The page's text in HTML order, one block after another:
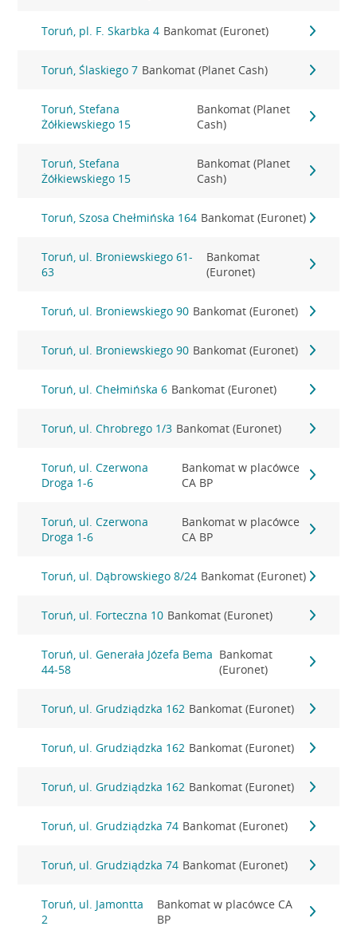
Toruń, pl. F. Skarbka 4 Bankomat (Euronet)
Toruń, Ślaskiego 7 Bankomat (Planet Cash)
Toruń, Stefana
Żółkiewskiego 15
Bankomat (Planet
Cash)
Toruń, Stefana
Żółkiewskiego 15
Bankomat (Planet
Cash)
Toruń, Szosa Chełmińska 164 Bankomat (Euronet)
Toruń, ul. Broniewskiego 61-
63
Bankomat
(Euronet)
Toruń, ul. Broniewskiego 90 Bankomat (Euronet)
Toruń, ul. Broniewskiego 90 Bankomat (Euronet)
Toruń, ul. Chełmińska 6 Bankomat (Euronet)
Toruń, ul. Chrobrego 1/3 Bankomat (Euronet)
Toruń, ul. Czerwona
Droga 1-6
Bankomat w placówce
CA BP
Toruń, ul. Czerwona
Droga 1-6
Bankomat w placówce
CA BP
Toruń, ul. Dąbrowskiego 8/24 Bankomat (Euronet)
Toruń, ul. Forteczna 10 Bankomat (Euronet)
Toruń, ul. Generała Józefa Bema
44-58
Bankomat
(Euronet)
Toruń, ul. Grudziądzka 162 Bankomat (Euronet)
Toruń, ul. Grudziądzka 162 Bankomat (Euronet)
Toruń, ul. Grudziądzka 162 Bankomat (Euronet)
Toruń, ul. Grudziądzka 74 Bankomat (Euronet)
Toruń, ul. Grudziądzka 74 Bankomat (Euronet)
Toruń, ul. Jamontta
2
Bankomat w placówce CA
BP